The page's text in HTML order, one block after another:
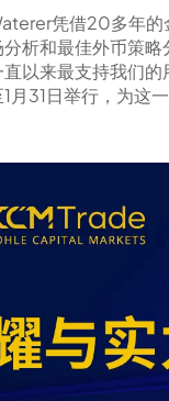
凭借20多年
析和最佳外币策
以来最支持我们
31日举行，为这